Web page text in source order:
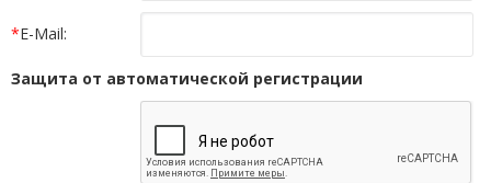
*E-Mail:
Защита от автоматической регистрации